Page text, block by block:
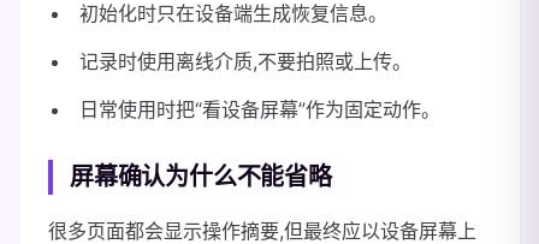
初始化时只在设备端生成恢复信息。
记录时使用离线介质,不要拍照或上传。
日常使用时把“看设备屏幕”作为固定动作。
屏幕确认为什么不能省略
很多页面都会显示操作摘要,但最终应以设备屏幕上